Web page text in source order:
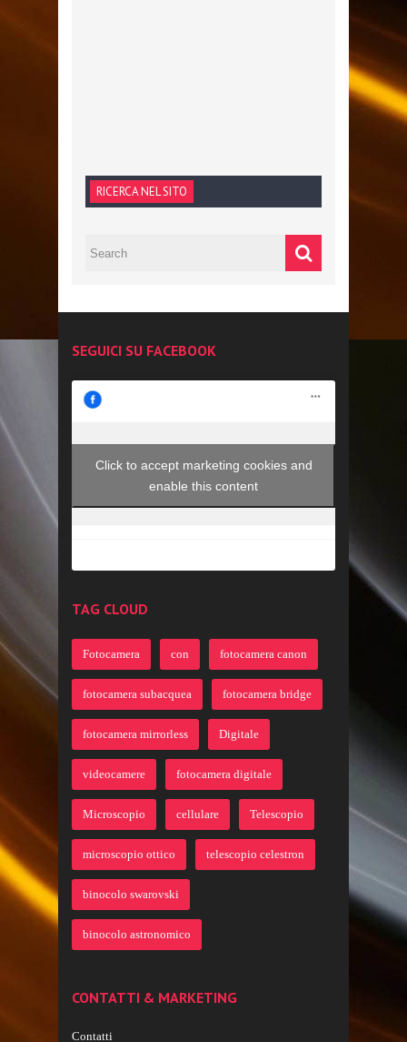
RICERCA NEL SITO
SEGUICI SU FACEBOOK
Click to accept marketing cookies and
enable this content
TAG CLOUD
Fotocamera con fotocamera canon
fotocamera subacquea fotocamera bridge
fotocamera mirrorless Digitale
videocamere fotocamera digitale
Microscopio cellulare Telescopio
microscopio ottico telescopio celestron
binocolo swarovski
binocolo astronomico
CONTATTI & MARKETING
Contatti